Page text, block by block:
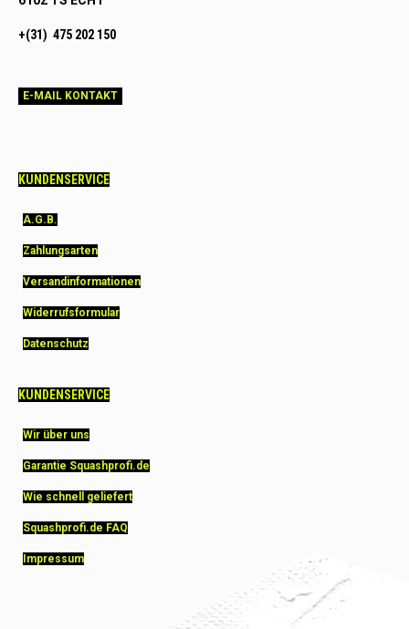
+(31) 475 202 150
E-MAIL KONTAKT
KUNDENSERVICE
A.G.B.
Zahlungsarten
Versandinformationen
Widerrufsformular
Datenschutz
KUNDENSERVICE
Wir über uns
Garantie Squashprofi.de
Wie schnell geliefert
Squashprofi.de FAQ
Impressum